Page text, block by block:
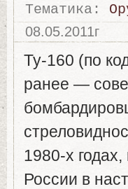
Тематика:
08.05.2011г
Ту-160 (по
ранее —
1980-х
России в